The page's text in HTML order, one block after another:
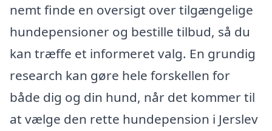
nemt finde en oversigt over tilgængelige
hundepensioner og bestille tilbud, så du
kan træffe et informeret valg. En grundig
research kan gøre hele forskellen for
både dig og din hund, når det kommer til
at vælge den rette hundepension i Jerslev